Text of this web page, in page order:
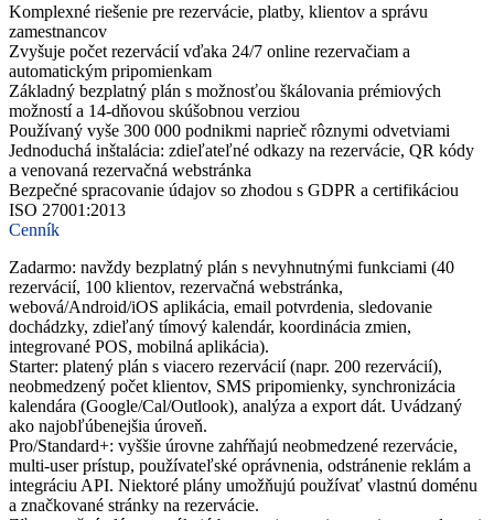
Komplexné riešenie pre rezervácie, platby, klientov a správu
zamestnancov
Zvyšuje počet rezervácií vďaka 24/7 online rezervačiam a
automatickým pripomienkam
Základný bezplatný plán s možnosťou škálovania prémiových
možností a 14-dňovou skúšobnou verziou
Používaný vyše 300 000 podnikmi naprieč rôznymi odvetviami
Jednoduchá inštalácia: zdieľateľné odkazy na rezervácie, QR kódy
a venovaná rezervačná webstránka
Bezpečné spracovanie údajov so zhodou s GDPR a certifikáciou
ISO 27001:2013
Cenník
Zadarmo: navždy bezplatný plán s nevyhnutnými funkciami (40
rezervácií, 100 klientov, rezervačná webstránka,
webová/Android/iOS aplikácia, email potvrdenia, sledovanie
dochádzky, zdieľaný tímový kalendár, koordinácia zmien,
integrované POS, mobilná aplikácia).
Starter: platený plán s viacero rezervácií (napr. 200 rezervácií),
neobmedzený počet klientov, SMS pripomienky, synchronizácia
kalendára (Google/Cal/Outlook), analýza a export dát. Uvádzaný
ako najobľúbenejšia úroveň.
Pro/Standard+: vyššie úrovne zahŕňajú neobmedzené rezervácie,
multi-user prístup, používateľské oprávnenia, odstránenie reklám a
integráciu API. Niektoré plány umožňujú používať vlastnú doménu
a značkované stránky na rezervácie.